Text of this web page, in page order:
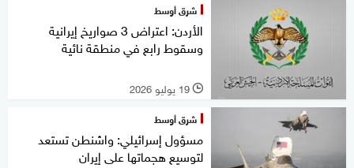
شرق أوسط
الأردن: اعتراض 3 صواريخ إيرانية
وسقوط رابع في منطقة نائية
l 19 يوليو 2026
شرق أوسط
مسؤول إسرائيلي: واشنطن تستعد
لتوسيع هجماتها على إيران